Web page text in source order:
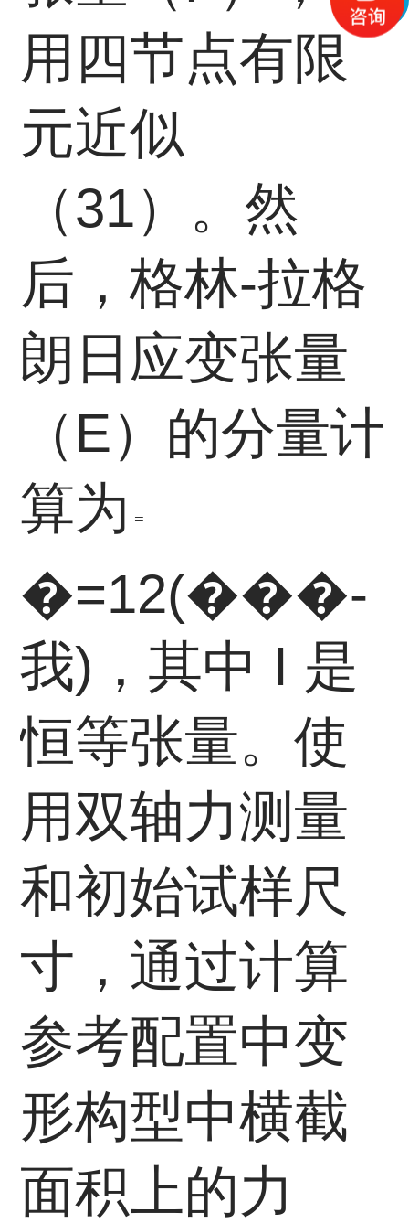
用四节点有限
元近似
（31）。然
后，格林-拉格
朗日应变张量
（E）的分量计
算为 =
F
−I
�=12(���-
我) ，其中 I 是
恒等张量。使
用双轴力测量
和初始试样尺
寸，通过计算
参考配置中变
形构型中横截
面积上的力